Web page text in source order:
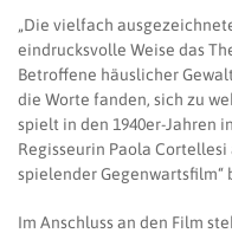
„Die vielfach
eindrucksvolle Weise das
Betroffene häuslicher
die Worte fanden, sich zu
spielt in den 1940er-Jahren
Regisseurin Paola
spielender Gegenwartsfilm“
Im Anschluss an den Film